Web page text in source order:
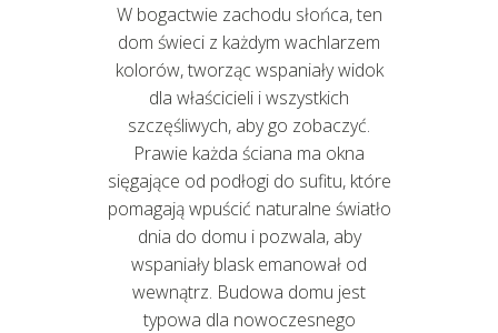
W bogactwie zachodu słońca, ten
dom świeci z każdym wachlarzem
kolorów, tworząc wspaniały widok
dla właścicieli i wszystkich
szczęśliwych, aby go zobaczyć.
Prawie każda ściana ma okna
sięgające od podłogi do sufitu, które
pomagają wpuścić naturalne światło
dnia do domu i pozwala, aby
wspaniały blask emanował od
wewnątrz. Budowa domu jest
typowa dla nowoczesnego